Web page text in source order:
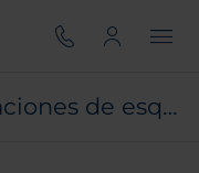
Hoteles cerca de estaciones de esquí